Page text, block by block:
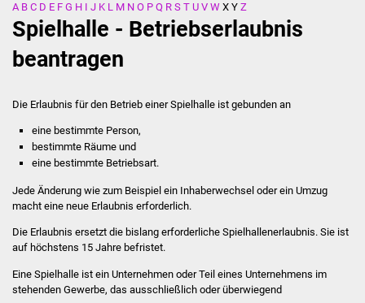
Stadtverwaltung
Veröffentlichungen
Ortsrecht
FNP / Bebauungspläne
A B C D E F G H I J K L M N O P Q R S T U V W X Y Z
Spielhalle - Betriebserlaubnis
beantragen
Die Erlaubnis für den Betrieb einer Spielhalle ist gebunden an
eine bestimmte Person,
bestimmte Räume und
eine bestimmte Betriebsart.
Jede Änderung wie zum Beispiel ein Inhaberwechsel oder ein Umzug
macht eine neue Erlaubnis erforderlich.
Die Erlaubnis ersetzt die bislang erforderliche Spielhallenerlaubnis. Sie ist
auf höchstens 15 Jahre befristet.
Eine Spielhalle ist ein Unternehmen oder Teil eines Unternehmens im
stehenden Gewerbe, das ausschließlich oder überwiegend